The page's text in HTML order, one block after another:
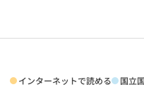
インターネットで読める 国立